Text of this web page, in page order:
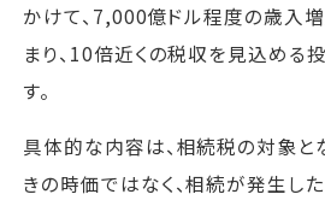
かけて、7,000億ドル程度の歳入
まり、10倍近くの税収を見込める
す。
具体的な内容は、相続税の対象と
きの時価ではなく、相続が発生し